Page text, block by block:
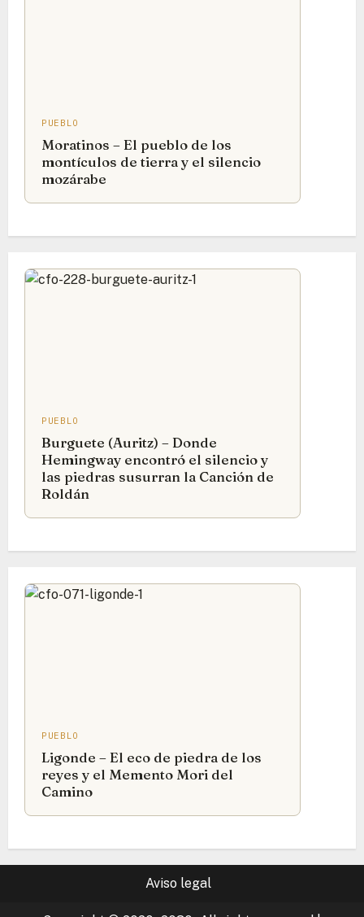
PUEBLO
Moratinos – El pueblo de los
montículos de tierra y el silencio
mozárabe
PUEBLO
Burguete (Auritz) – Donde
Hemingway encontró el silencio y
las piedras susurran la Canción de
Roldán
PUEBLO
Ligonde – El eco de piedra de los
reyes y el Memento Mori del
Camino
Aviso legal